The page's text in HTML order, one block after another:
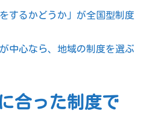
するかどうか」が全国型制度
中心なら、地域の制度を選ぶ
合った制度で